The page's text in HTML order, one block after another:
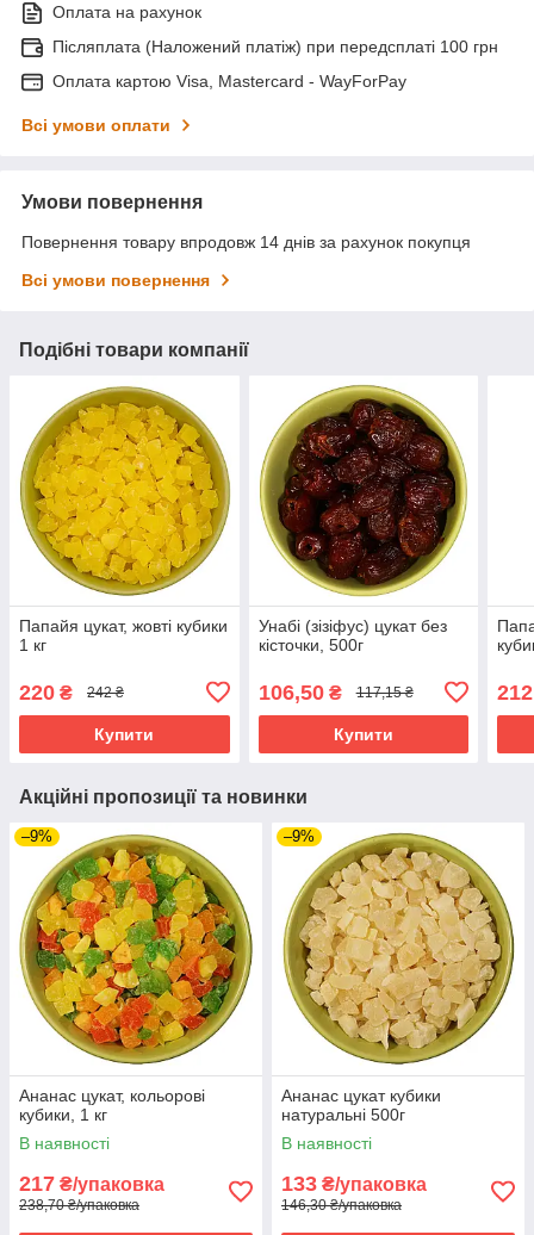
Оплата на рахунок
Післяплата (Наложений платіж) при передсплаті 100 грн
Оплата картою Visa, Mastercard - WayForPay
Всі умови оплати
Умови повернення
Повернення товару впродовж 14 днів за рахунок покупця
Всі умови повернення
Подібні товари компанії
Папайя цукат, жовті кубики
1 кг
220 ₴ 242 ₴
Купити
Унабі (зізіфус) цукат без
кісточки, 500г
106,50₴ 117,15 ₴
Купити
212
Акційні пропозиції та новинки
–9%
Ананас цукат, кольорові
кубики, 1 кг
В наявності
217 ₴/упаковка
238,70 ₴/упаковка
–9%
Ананас цукат кубики
натуральні 500г
В наявності
133 ₴/упаковка
146,30 ₴/упаковка